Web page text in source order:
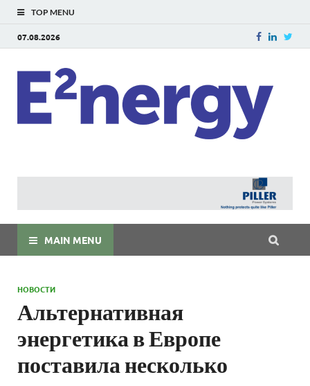
TOP MENU
07.08.2026
MAIN MENU
НОВОСТИ
Альтернативная
энергетика в Европе
поставила несколько